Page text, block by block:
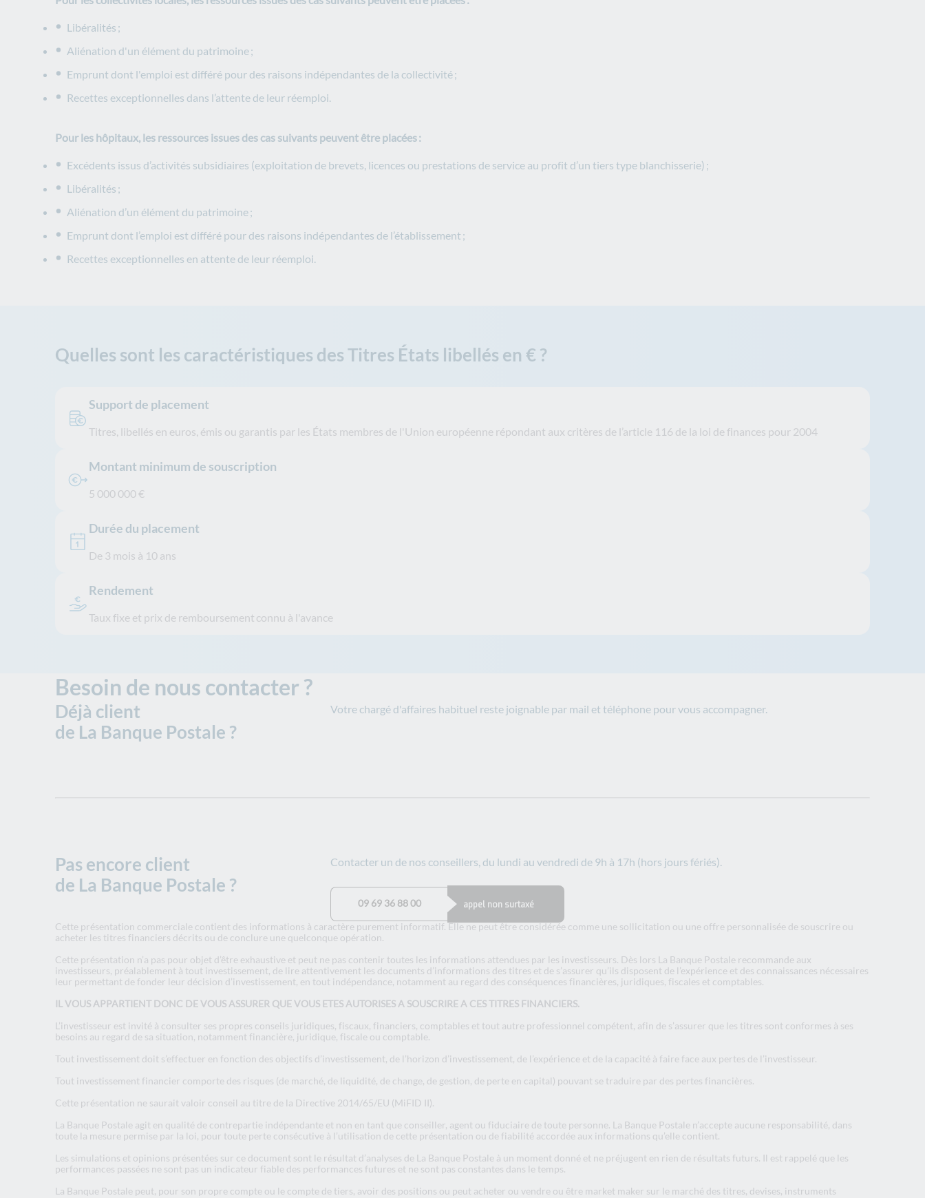
Libéralités ;
Aliénation d'un élément du patrimoine ;
Emprunt dont l'emploi est différé pour des raisons indépendantes de la collectivité ;
Recettes exceptionnelles dans l’attente de leur réemploi.
Pour les hôpitaux, les ressources issues des cas suivants peuvent être placées :
Excédents issus d’activités subsidiaires (exploitation de brevets, licences ou prestations de service au profit d’un tiers type blanchisserie) ;
Libéralités ;
Aliénation d’un élément du patrimoine ;
Emprunt dont l’emploi est différé pour des raisons indépendantes de l’établissement ;
Recettes exceptionnelles en attente de leur réemploi.
Quelles sont les caractéristiques des Titres États libellés en € ?
Support de placement
Titres, libellés en euros, émis ou garantis par les États membres de l'Union européenne répondant aux critères de l’article 116 de la loi de finances pour 2004
Montant minimum de souscription
5 000 000 €​
Durée du placement
De 3 mois à 10 ans
Rendement
Taux fixe et prix de remboursement connu à l'avance​
Besoin de nous contacter ?
Déjà client
de La Banque Postale ?
Votre chargé d'affaires habituel reste joignable par mail et téléphone pour vous accompagner.
Pas encore client
de La Banque Postale ?
Contacter un de nos conseillers, du lundi au vendredi de 9h à 17h (hors jours fériés).
09 69 36 88 00 appel non surtaxé
Cette présentation commerciale contient des informations à caractère purement informatif. Elle ne peut être considérée comme une sollicitation ou une offre personnalisée de souscrire ou
acheter les titres financiers décrits ou de conclure une quelconque opération.
Cette présentation n’a pas pour objet d’être exhaustive et peut ne pas contenir toutes les informations attendues par les investisseurs. Dès lors La Banque Postale recommande aux
investisseurs, préalablement à tout investissement, de lire attentivement les documents d’informations des titres et de s’assurer qu’ils disposent de l’expérience et des connaissances nécessaires
leur permettant de fonder leur décision d’investissement, en tout indépendance, notamment au regard des conséquences financières, juridiques, fiscales et comptables.
IL VOUS APPARTIENT DONC DE VOUS ASSURER QUE VOUS ETES AUTORISES A SOUSCRIRE A CES TITRES FINANCIERS.
L’investisseur est invité à consulter ses propres conseils juridiques, fiscaux, financiers, comptables et tout autre professionnel compétent, afin de s’assurer que les titres sont conformes à ses
besoins au regard de sa situation, notamment financière, juridique, fiscale ou comptable.
Tout investissement doit s’effectuer en fonction des objectifs d’investissement, de l’horizon d’investissement, de l’expérience et de la capacité à faire face aux pertes de l’investisseur.
Tout investissement financier comporte des risques (de marché, de liquidité, de change, de gestion, de perte en capital) pouvant se traduire par des pertes financières.
Cette présentation ne saurait valoir conseil au titre de la Directive 2014/65/EU (MiFID II).
La Banque Postale agit en qualité de contrepartie indépendante et non en tant que conseiller, agent ou fiduciaire de toute personne. La Banque Postale n’accepte aucune responsabilité, dans
toute la mesure permise par la loi, pour toute perte consécutive à l’utilisation de cette présentation ou de fiabilité accordée aux informations qu’elle contient.
Les simulations et opinions présentées sur ce document sont le résultat d’analyses de La Banque Postale à un moment donné et ne préjugent en rien de résultats futurs. Il est rappelé que les
performances passées ne sont pas un indicateur fiable des performances futures et ne sont pas constantes dans le temps.
La Banque Postale peut, pour son propre compte ou le compte de tiers, avoir des positions ou peut acheter ou vendre ou être market maker sur le marché des titres, devises, instruments